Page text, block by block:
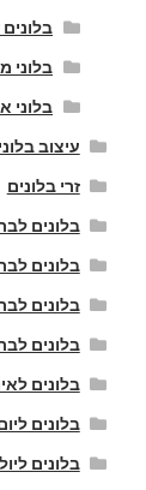
בלוני
בלוני
עיצוב
זרי בלונים
בלונים
בלונים
בלונים
בלונים
בלונים
בלונים
בלונים